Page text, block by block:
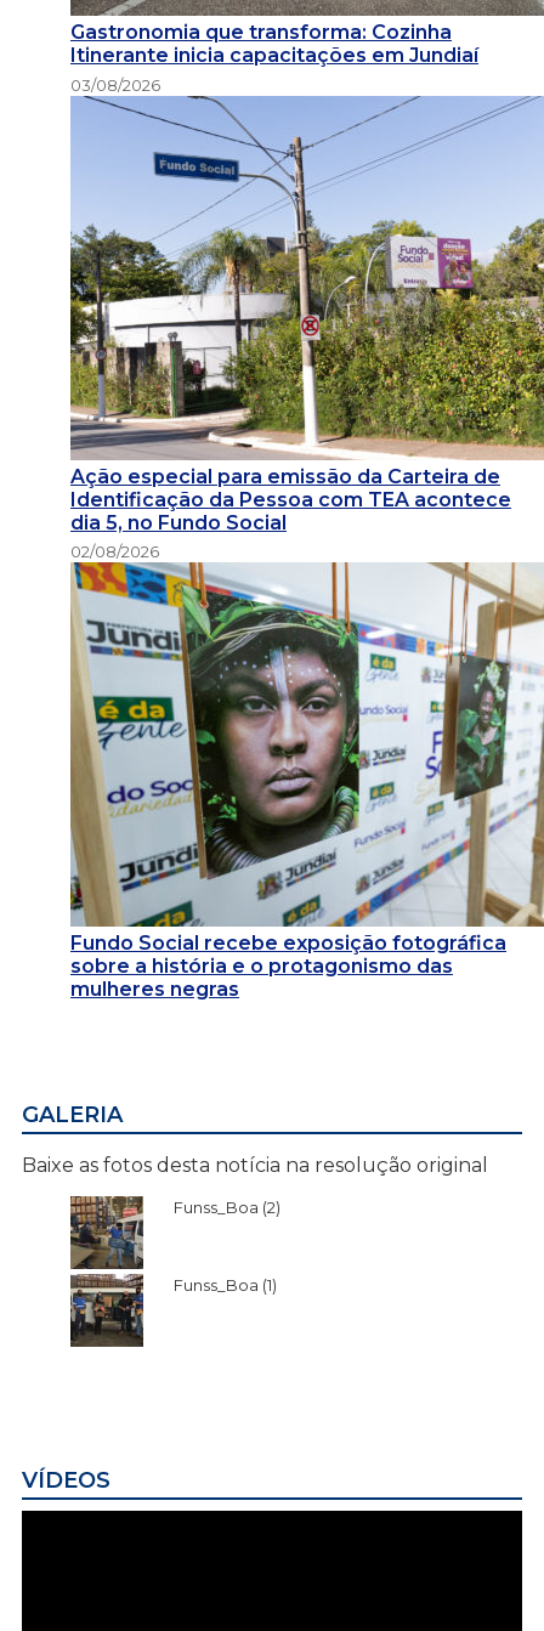
Gastronomia que transforma: Cozinha
Itinerante inicia capacitações em Jundiaí
03/08/2026
Ação especial para emissão da Carteira de
Identificação da Pessoa com TEA acontece
dia 5, no Fundo Social
02/08/2026
Fundo Social recebe exposição fotográfica
sobre a história e o protagonismo das
mulheres negras
GALERIA
Baixe as fotos desta notícia na resolução original
Funss_Boa (2)
Funss_Boa (1)
VÍDEOS